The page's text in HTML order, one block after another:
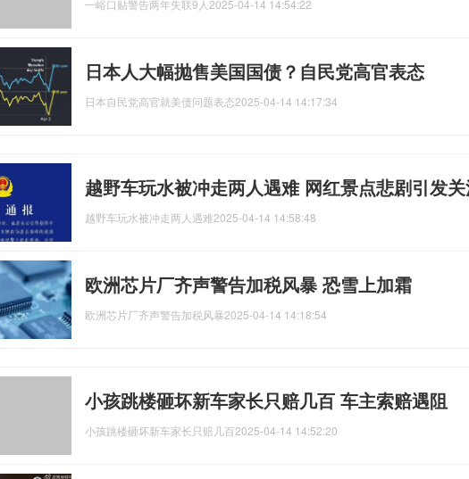
一峪口贴警告两年失联9人 2025-04-14 14:54:22
日本人大幅抛售美国国债？自民党高官表态
日本自民党高官就美债问题表态2025-04-14 14:17:34
越野车玩水被冲走两人遇难 网红景点悲剧引发
越野车玩水被冲走两人遇难2025-04-14 14:58:48
欧洲芯片厂齐声警告加税风暴 恐雪上加霜
欧洲芯片厂齐声警告加税风暴2025-04-14 14:18:54
小孩跳楼砸坏新车家长只赔几百 车主索赔遇阻
小孩跳楼砸坏新车家长只赔几百2025-04-14 14:52:20